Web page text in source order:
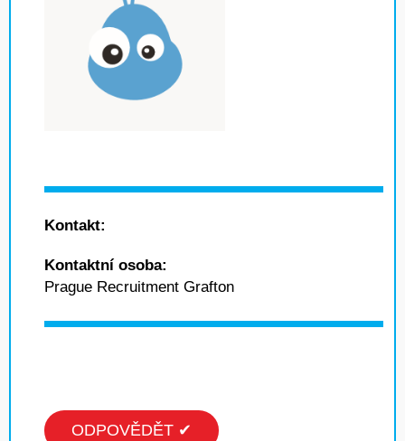
Kontakt:
Kontaktní osoba:
Prague Recruitment Grafton
ODPOVĚDĚT ✔